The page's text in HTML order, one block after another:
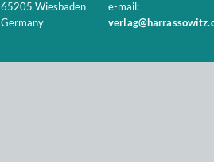
65205 Wiesbaden
Germany
e-mail: